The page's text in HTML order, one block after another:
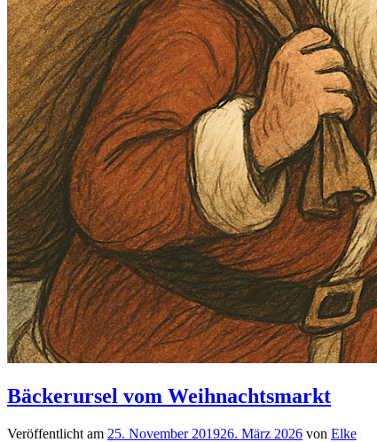
Bäckerursel vom Weihnachtsmarkt
Veröffentlicht am 25. November 201926. März 2026 von Elke